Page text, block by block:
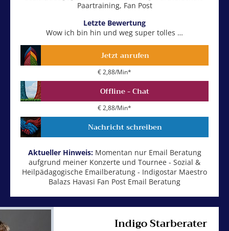
Paartraining, Fan Post
Letzte Bewertung
Wow ich bin hin und weg super tolles …
Jetzt anrufen
€ 2,88/Min*
Offline - Chat
€ 2,88/Min*
Nachricht schreiben
Aktueller Hinweis: Momentan nur Email Beratung
aufgrund meiner Konzerte und Tournee - Sozial &
Heilpädagogische Emailberatung - Indigostar Maestro
Balazs Havasi Fan Post Email Beratung
Indigo Starberater